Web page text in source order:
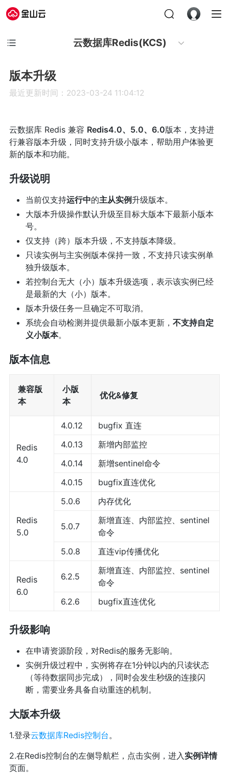
云数据库Redis(KCS)
版本升级
最近更新时间：2023-03-24 11:04:12
云数据库 Redis 兼容 Redis4.0、5.0、6.0版本，支持进
行兼容版本升级，同时支持升级小版本，帮助用户体验更
新的版本和功能。
升级说明
当前仅支持运行中的主从实例 升级版本。
大版本升级操作默认升级至目标大版本下最新小版本
号。
仅支持（跨）版本升级，不支持版本降级。
只读实例与主实例版本保持一致，不支持只读实例单
独升级版本。
若控制台无大（小）版本升级选项，表示该实例已经
是最新的大（小）版本。
版本升级任务一旦确定不可取消。
系统会自动检测并提供最新小版本更新， 不支持自定
义小版本。
版本信息
兼容版
本
小版
本
优化&修复
Redis
4.0
4.0.12
bugfix 直连
4.0.13
新增内部监控
4.0.14
新增sentinel命令
4.0.15
bugfix直连优化
Redis
5.0
5.0.6 内存优化
5.0.7
新增直连、内部监控、sentinel
命令
5.0.8
直连vip传播优化
Redis
6.0
6.2.5
新增直连、内部监控、sentinel
命令
6.2.6
bugfix直连优化
升级影响
在申请资源阶段，对Redis的服务无影响。
实例升级过程中，实例将存在1分钟以内的只读状态
（等待数据同步完成），同时会发生秒级的连接闪
断，需要业务具备自动重连的机制。
大版本升级
1.登录云数据库Redis控制台。
2.在Redis控制台的左侧导航栏，点击实例，进入实例详情
页面。